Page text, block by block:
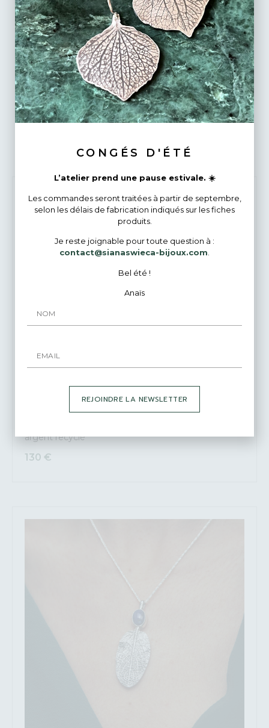
Dimensions du pendentif : Env. 4,5 cm par 4 cm.
Chaîne : Longueur total du collier : 30 cm,adaptable sur
demande.
Chaque bijou est emballé dans un bel écrin, prêt à (s’)offrir.
Possibilité d’écrire un petit mot personnalisé.
Fabrication artisanale en stock prêt à partir.
Livraison en France et à l’international en lettre suivie (3 jours
ouvrables).
Bijoux Similaires
argent recyclé
130 €
CONGÉS D'ÉTÉ
L’atelier prend une pause estivale. ☀️
Les commandes seront traitées à partir de septembre,
selon les délais de fabrication indiqués sur les fiches
produits.
Je reste joignable pour toute question à :
contact@sianaswieca-bijoux.com.
Bel été !
Anaïs
REJOINDRE LA NEWSLETTER